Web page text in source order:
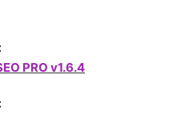
PRO v1.6.4